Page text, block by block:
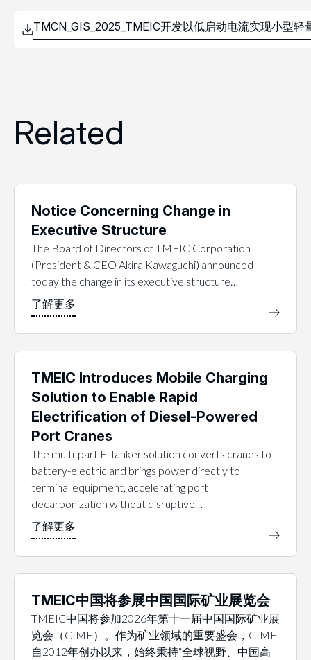
Related
Notice Concerning Change in
Executive Structure
The Board of Directors of TMEIC Corporation
(President & CEO Akira Kawaguchi) announced
today the change in its executive structure…
TMEIC Introduces Mobile Charging
Solution to Enable Rapid
Electrification of Diesel-Powered
Port Cranes
The multi-part E-Tanker solution converts cranes to
battery-electric and brings power directly to
terminal equipment, accelerating port
decarbonization without disruptive…
TMEIC中国将参展中国国际矿业展览会
TMEIC中国将参加2026年第十一届中国国际矿业展
览会（CIME）。作为矿业领域的重要盛会，CIME
自2012年创办以来，始终秉持“全球视野、中国高